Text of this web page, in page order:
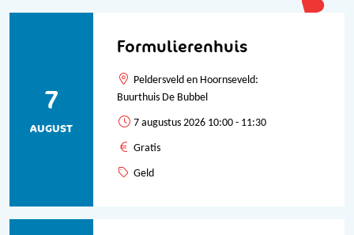
Formulierenhuis
7
AUGUST
Peldersveld en Hoornseveld:
Buurthuis De Bubbel
7 augustus 2026 10:00 - 11:30
Gratis
Geld